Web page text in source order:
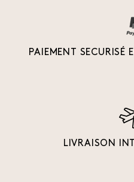
PAIEMENT SECURISÉ
LIVRAISON